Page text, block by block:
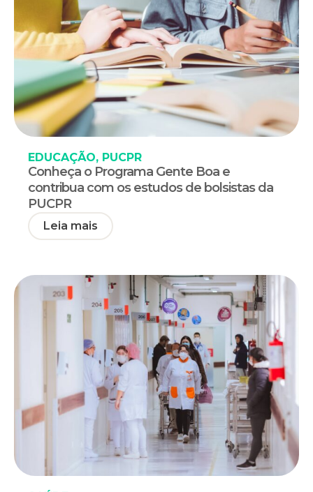
EDUCAÇÃO, PUCPR
Conheça o Programa Gente Boa e
contribua com os estudos de bolsistas da
PUCPR
Leia mais